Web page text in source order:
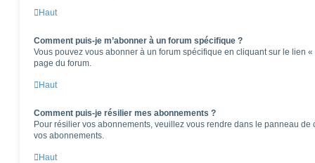
Haut
Comment puis-je m’abonner à un forum spécifique ?
Vous pouvez vous abonner à un forum spécifique en cliquant sur le lien
page du forum.
Haut
Comment puis-je résilier mes abonnements ?
Pour résilier vos abonnements, veuillez vous rendre dans le panneau de
vos abonnements.
Haut